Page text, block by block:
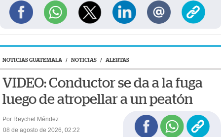
NOTICIAS GUATEMALA / NOTICIAS / ALERTAS
VIDEO: Conductor se da a la fuga
luego de atropellar a un peatón
Por Reychel Méndez
08 de agosto de 2026, 02:22